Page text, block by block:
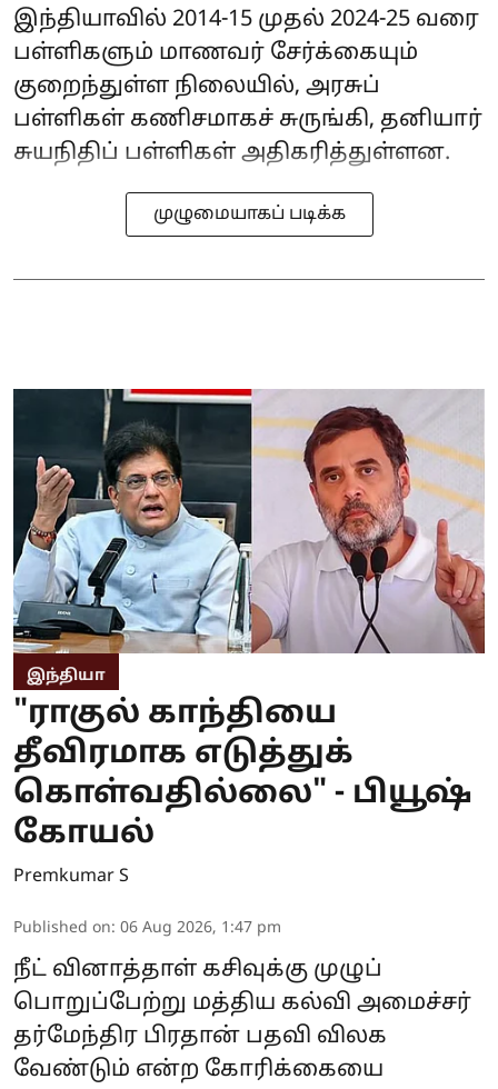
இந்தியாவில் 2014-15 முதல் 2024-25 வரை
பள்ளிகளும் மாணவர் சேர்க்கையும்
குறைந்துள்ள நிலையில், அரசுப்
பள்ளிகள் கணிசமாகச் சுருங்கி, தனியார்
சுயநிதிப் பள்ளிகள் அதிகரித்துள்ளன.
முழுமையாகப் படிக்க
இந்தியா
"ராகுல் காந்தியை
தீவிரமாக எடுத்துக்
கொள்வதில்லை" - பியூஷ்
கோயல்
Premkumar S
Published on: 06 Aug 2026, 1:47 pm
நீட் வினாத்தாள் கசிவுக்கு முழுப்
பொறுப்பேற்று மத்திய கல்வி அமைச்சர்
தர்மேந்திர பிரதான் பதவி விலக
வேண்டும் என்ற கோரிக்கையை